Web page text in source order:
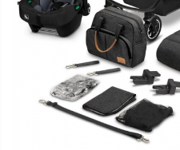
Lenjerii patut 120 x 60 cm
Lenjerii patut 140 x 70 cm
Lenjerie patuturi tineret
Baldachin patut
Paturici copii
Perne copii si mamici
Trotinete copii si adulti
Biciclete fara pedale
Masinute fara pedale
Karturi si masinute cu pedale
Bare - Discuri - Greutati
Saltele si Covoare sport Fitness
Alte Sporturi
Mingi fitness si medicinale
Tensiometre
Termometre camera si baie
Termometre copii si bebe